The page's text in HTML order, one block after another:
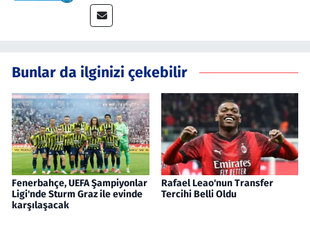
Bunlar da ilginizi çekebilir
Fenerbahçe, UEFA Şampiyonlar
Ligi'nde Sturm Graz ile evinde
karşılaşacak
Rafael Leao'nun Transfer
Tercihi Belli Oldu